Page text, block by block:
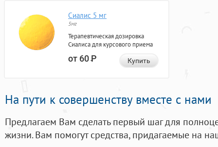
Сиалис 5 мг
5мг
Терапевтическая дозировка
Сиалиса для курсового приема
от 60Р Купить
На пути к совершенству вместе с нами
Предлагаем Вам сделать первый шаг для
жизни. Вам помогут средства, придагаемые на